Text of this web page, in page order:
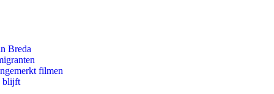
Breda
filmen
blijft